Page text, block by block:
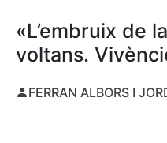
«L’embruix de
voltans.
FERRAN ALBORS I